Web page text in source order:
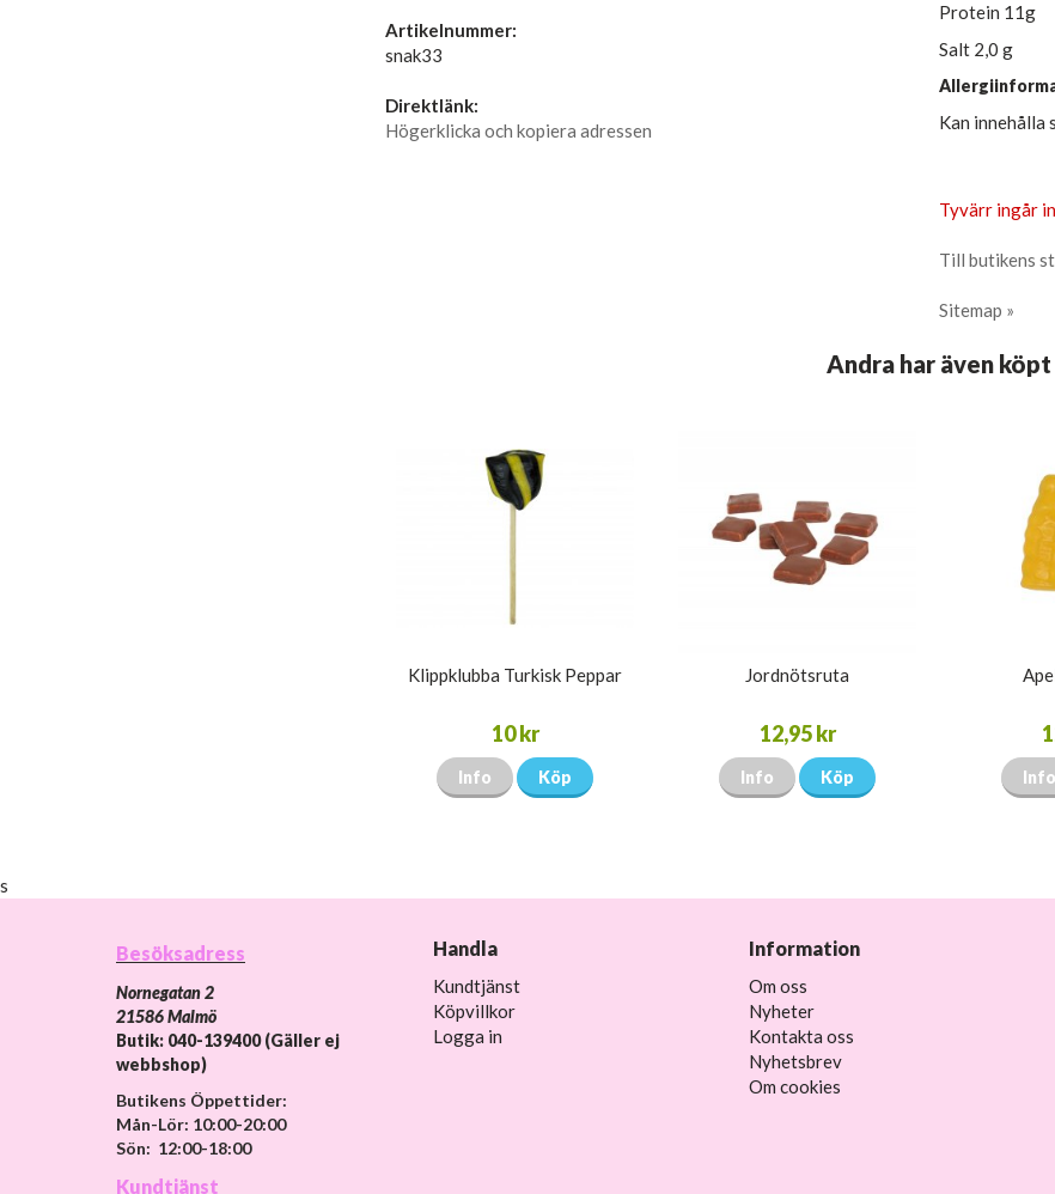
Protein 11g
Salt 2,0 g
Kan innehålla
Tyvärr ingår
Till butikens
Sitemap »
Artikelnummer:
snak33
Direktlänk:
Högerklicka och kopiera adressen
Andra har även köpt
Klippklubba Turkisk Peppar
10 kr
Info Köp
Jordnötsruta
12,95 kr
Info Köp Info
s
Besöksadress
Nornegatan 2
21586 Malmö
Butik: 040-139400 (Gäller ej
webbshop)
Butikens Öppettider:
Mån-Lör: 10:00-20:00
Sön: 12:00-18:00
Kundtjänst
Handla
Kundtjänst
Köpvillkor
Logga in
Information
Om oss
Nyheter
Kontakta oss
Nyhetsbrev
Om cookies